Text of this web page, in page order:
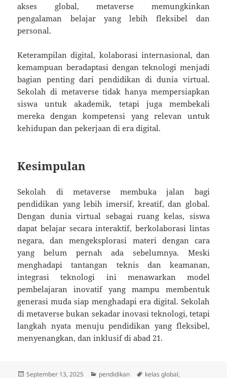
akses global, metaverse memungkinkan
pengalaman belajar yang lebih fleksibel dan
personal.
Keterampilan digital, kolaborasi internasional, dan
kemampuan beradaptasi dengan teknologi menjadi
bagian penting dari pendidikan di dunia virtual.
Sekolah di metaverse tidak hanya mempersiapkan
siswa untuk akademik, tetapi juga membekali
mereka dengan kompetensi yang relevan untuk
kehidupan dan pekerjaan di era digital.
Kesimpulan
Sekolah di metaverse membuka jalan bagi
pendidikan yang lebih imersif, kreatif, dan global.
Dengan dunia virtual sebagai ruang kelas, siswa
dapat belajar secara interaktif, berkolaborasi lintas
negara, dan mengeksplorasi materi dengan cara
yang belum pernah ada sebelumnya. Meski
menghadapi tantangan teknis dan keamanan,
integrasi teknologi ini menawarkan model
pembelajaran inovatif yang mampu membentuk
generasi muda siap menghadapi era digital. Sekolah
di metaverse bukan sekadar inovasi teknologi, tetapi
langkah nyata menuju pendidikan yang fleksibel,
menyenangkan, dan inklusif di abad 21.
Posted
September 13, 2025 Categories
pendidikan Tags
kelas global,